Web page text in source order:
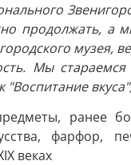
продолжать, а
музея,
Мы
"Воспитание
ранее
веках